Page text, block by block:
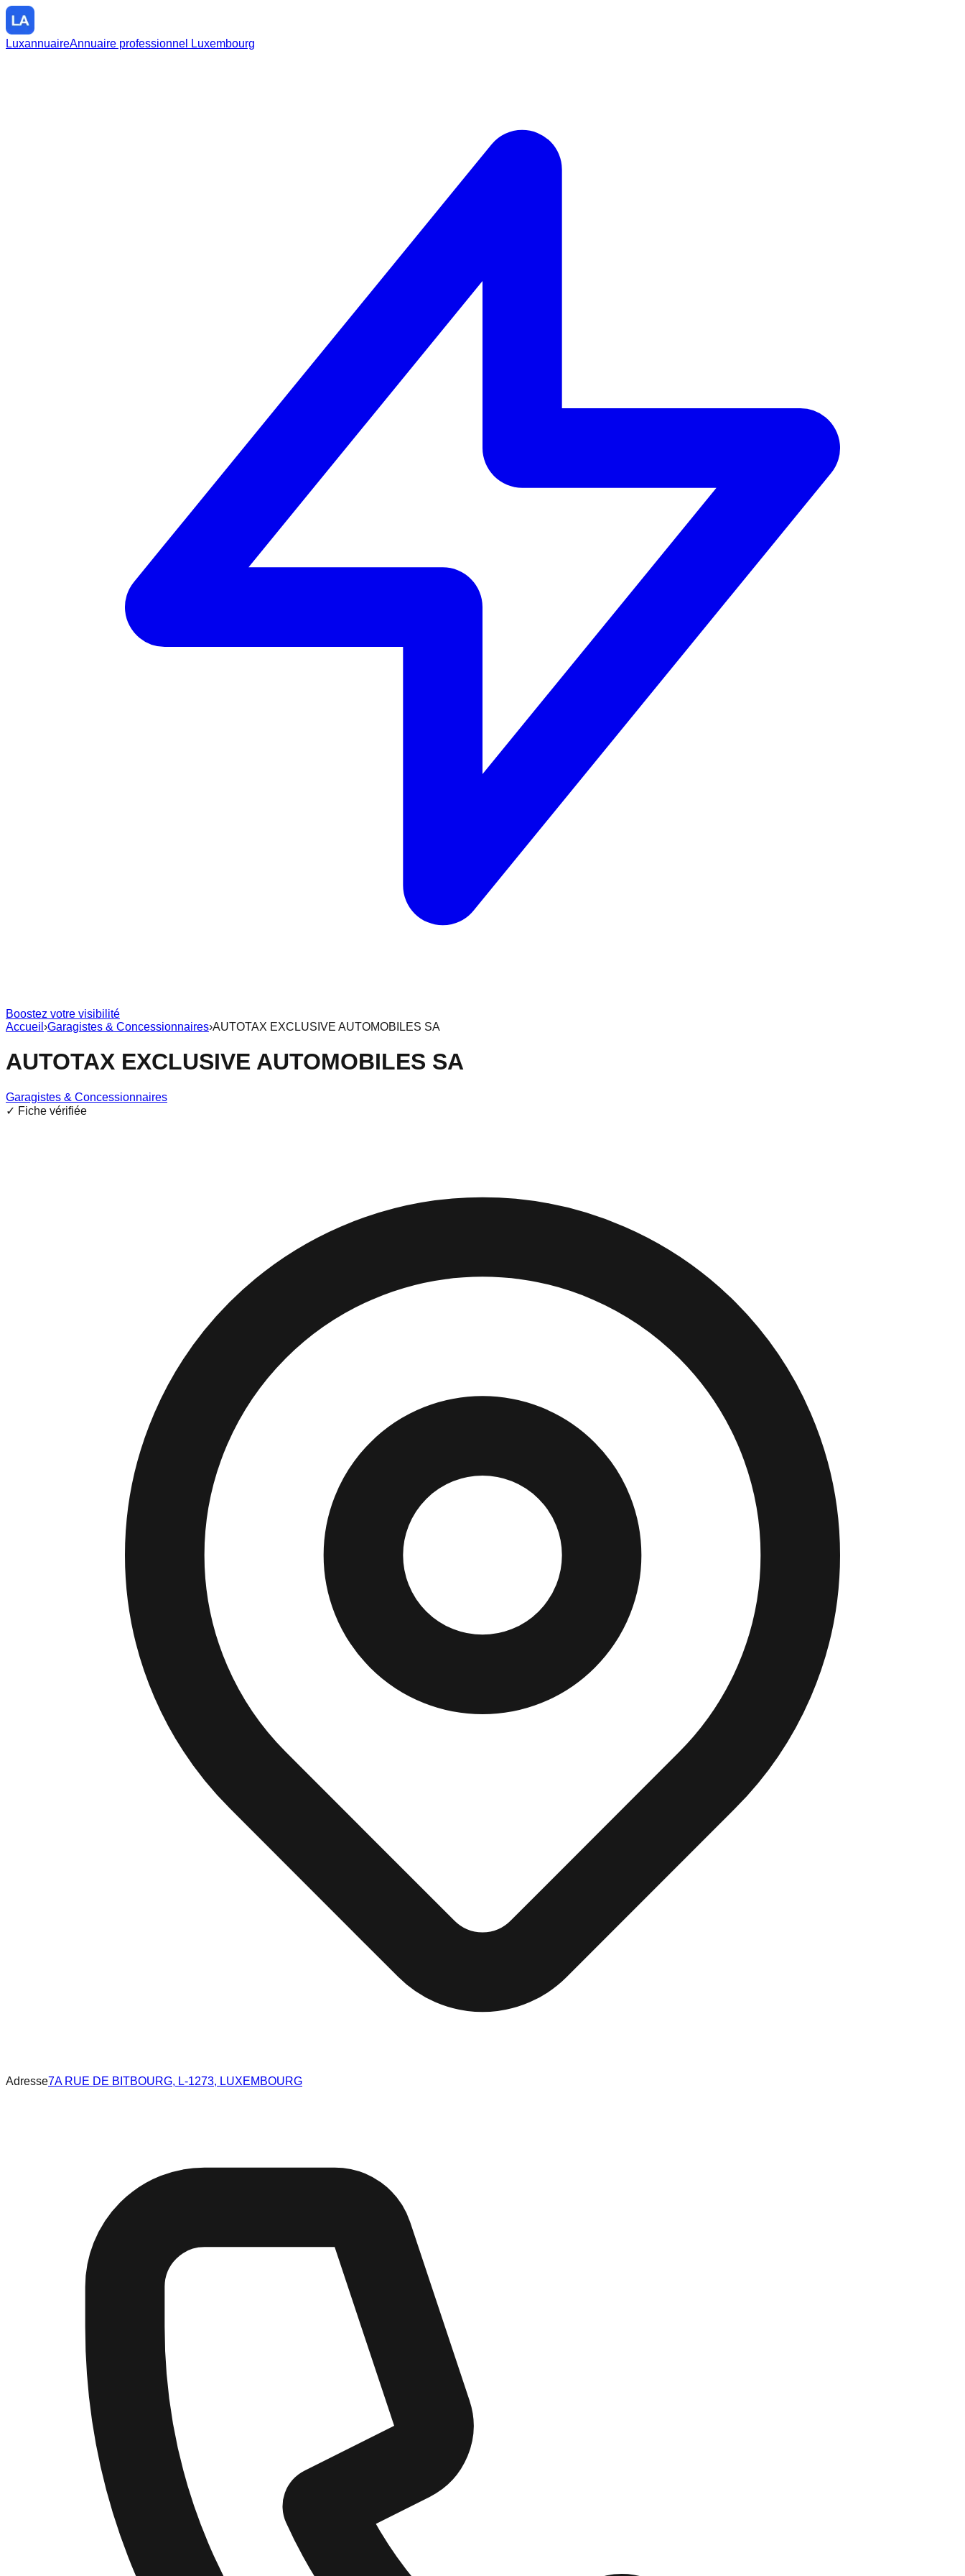
LuxannuaireAnnuaire professionnel Luxembourg
Boostez votre visibilité
Accueil ›Garagistes & Concessionnaires›AUTOTAX EXCLUSIVE AUTOMOBILES SA
AUTOTAX EXCLUSIVE AUTOMOBILES SA
Garagistes & Concessionnaires
✓ Fiche vérifiée
Adresse7A RUE DE BITBOURG, L-1273, LUXEMBOURG